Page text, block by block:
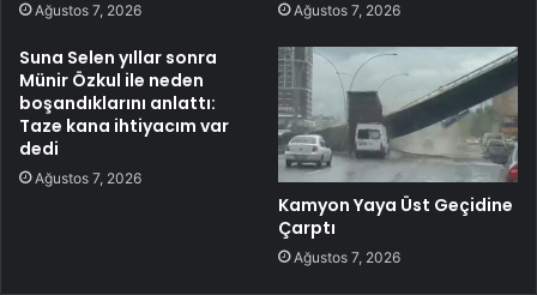
Ağustos 7, 2026 Ağustos 7, 2026
Suna Selen yıllar sonra
Münir Özkul ile neden
boşandıklarını anlattı:
Taze kana ihtiyacım var
dedi
Ağustos 7, 2026
Kamyon Yaya Üst Geçidine
Çarptı
Ağustos 7, 2026